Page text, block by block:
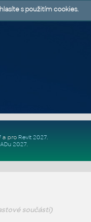
a pro Revit 2027.
2027.
součásti)
s použitím cookies.